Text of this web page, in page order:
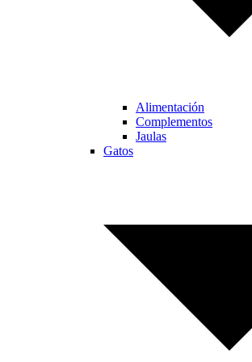
Alimentación
Complementos
Jaulas
Gatos